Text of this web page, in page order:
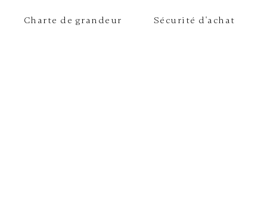
Charte de grandeur Sécurité d'achat